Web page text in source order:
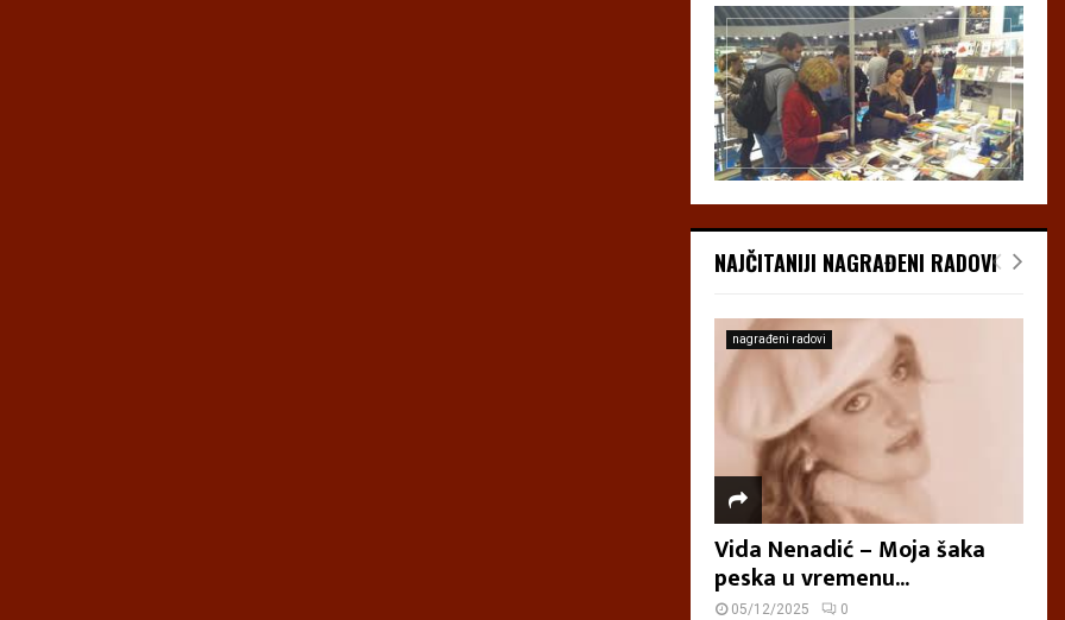
NAJČITANIJI NAGRAĐENI RADOVI
nagrađeni radovi
Vida Nenadić – Moja šaka
peska u vremenu...
05/12/2025 0